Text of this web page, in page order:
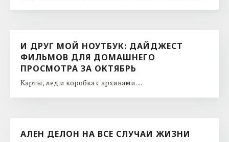
И ДРУГ МОЙ НОУТБУК: ДАЙДЖЕСТ
ФИЛЬМОВ ДЛЯ ДОМАШНЕГО
ПРОСМОТРА ЗА ОКТЯБРЬ
Карты, лед и коробка с архивами. ...
АЛЕН ДЕЛОН НА ВСЕ СЛУЧАИ ЖИЗНИ